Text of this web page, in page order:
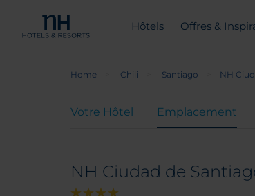
Hôtels Offres &
Home Chili Santiago NH
Votre Hôtel Emplacement
NH Ciudad de